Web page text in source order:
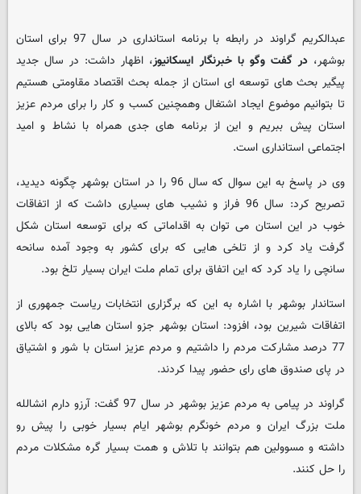
عبدالکریم گراوند در رابطه با برنامه استانداری در سال 97 برای استان
بوشهر،در گفت وگو با خبرنگار ایسکانیوز، اظهار داشت: در سال جدید
پیگیر بحث های توسعه ای استان از جمله بحث اقتصاد مقاومتی هستیم
تا بتوانیم موضوع ایجاد اشتغال وهمچنین کسب و کار را برای مردم عزیز
استان پیش ببریم و این از برنامه های جدی همراه با نشاط و امید
اجتماعی استانداری است.
وی در پاسخ به این سوال که سال 96 را در استان بوشهر چگونه دیدید،
تصریح کرد: سال 96 فراز و نشیب های بسیاری داشت که از اتفاقات
خوب در این استان می توان به اقداماتی که برای توسعه استان شکل
گرفت یاد کرد و از تلخی هایی که برای کشور به وجود آمده سانحه
سانچی را یاد کرد که این اتفاق برای تمام ملت ایران بسیار تلخ بود.
استاندار بوشهر با اشاره به این که برگزاری انتخابات ریاست جمهوری از
اتفاقات شیرین بود، افزود: استان بوشهر جزو استان هایی بود که بالای
77 درصد مشارکت مردم را داشتیم و مردم عزیز استان با شور و اشتیاق
در پای صندوق های رای حضور پیدا کردند.
گراوند در پیامی به مردم عزیز بوشهر در سال 97 گفت: آرزو دارم انشالله
ملت بزرگ ایران و مردم خونگرم بوشهر ایام بسیار خوبی را پیش رو
داشته و مسوولین هم بتوانند با تلاش و همت بسیار گره مشکلات مردم
را حل کنند.